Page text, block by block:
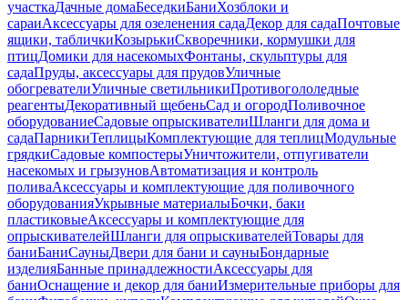
участкаДачные домаБеседкиБаниХозблоки и
сараиАксессуары для озеленения садаДекор для садаПочтовые
ящики, табличкиКозырькиСкворечники, кормушки для
птицДомики для насекомыхФонтаны, скульптуры для
садаПруды, аксессуары для прудовУличные
обогревателиУличные светильникиПротивогололедные
реагентыДекоративный щебеньСад и огородПоливочное
оборудованиеСадовые опрыскивателиШланги для дома и
садаПарникиТеплицыКомплектующие для теплицМодульные
грядкиСадовые компостерыУничтожители, отпугиватели
насекомых и грызуновАвтоматизация и контроль
поливаАксессуары и комплектующие для поливочного
оборудованияУкрывные материалыБочки, баки
пластиковыеАксессуары и комплектующие для
опрыскивателейШланги для опрыскивателейТовары для
баниБаниСауныДвери для бани и сауныБондарные
изделияБанные принадлежностиАксессуары для
баниОснащение и декор для баниИзмерительные приборы для